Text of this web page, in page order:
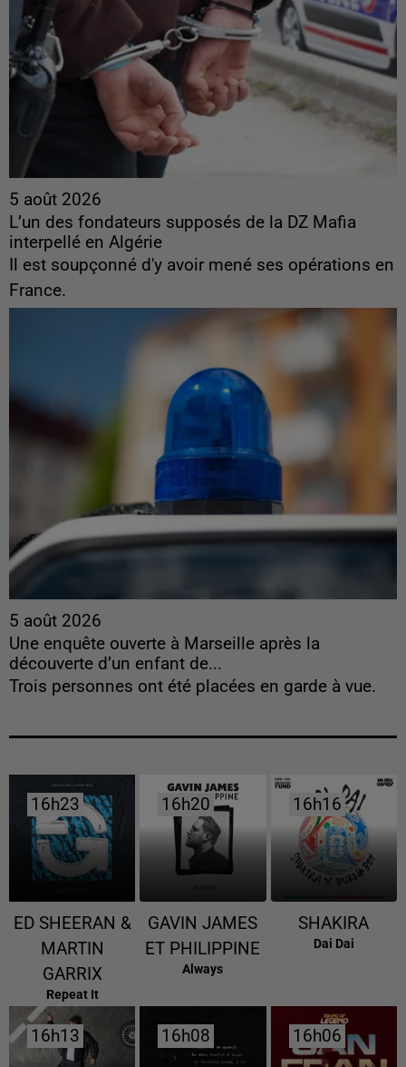
5 août 2026
L’un des fondateurs supposés de la DZ Mafia
interpellé en Algérie
Il est soupçonné d'y avoir mené ses opérations en
France.
5 août 2026
Une enquête ouverte à Marseille après la
découverte d’un enfant de...
Trois personnes ont été placées en garde à vue.
16h23
16h23
ED SHEERAN &
MARTIN
GARRIX
Repeat It
16h20
16h20
GAVIN JAMES
ET PHILIPPINE
Always
16h16
16h16
SHAKIRA
Dai Dai
16h13
16h13 16h08
16h08 16h06
16h06